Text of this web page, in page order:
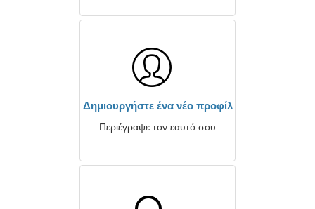
Δημιουργήστε ένα νέο προφίλ
Περιέγραψε τον εαυτό σου